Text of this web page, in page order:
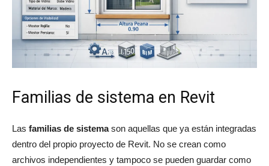
Familias de sistema en Revit
Las familias de sistemason aquellas que ya están integradas
dentro del propio proyecto de Revit. No se crean como
archivos independientes y tampoco se pueden guardar como